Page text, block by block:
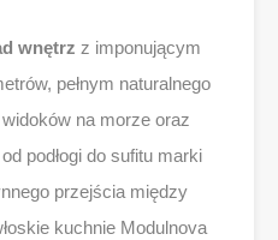
wnętrz z imponującym
pełnym naturalnego
na morze oraz
podłogi do sufitu marki
przejścia między
kuchnie Modulnova